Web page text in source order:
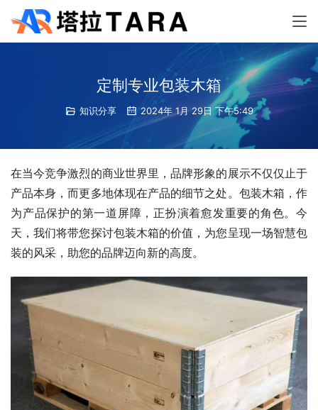
定制专业包装木箱
知识分享 2024年 1月 29日 下午5:49
在当今竞争激烈的商业世界里，品牌形象的展示不仅仅止于
产品本身，而更多地体现在产品的细节之处。包装木箱，作
为产品保护的第一道屏障，正扮演着愈发重要的角色。今
天，我们将带您探讨包装木箱的价值，为您呈现一场智慧包
装的风采，助您的品牌迈向新的高度。